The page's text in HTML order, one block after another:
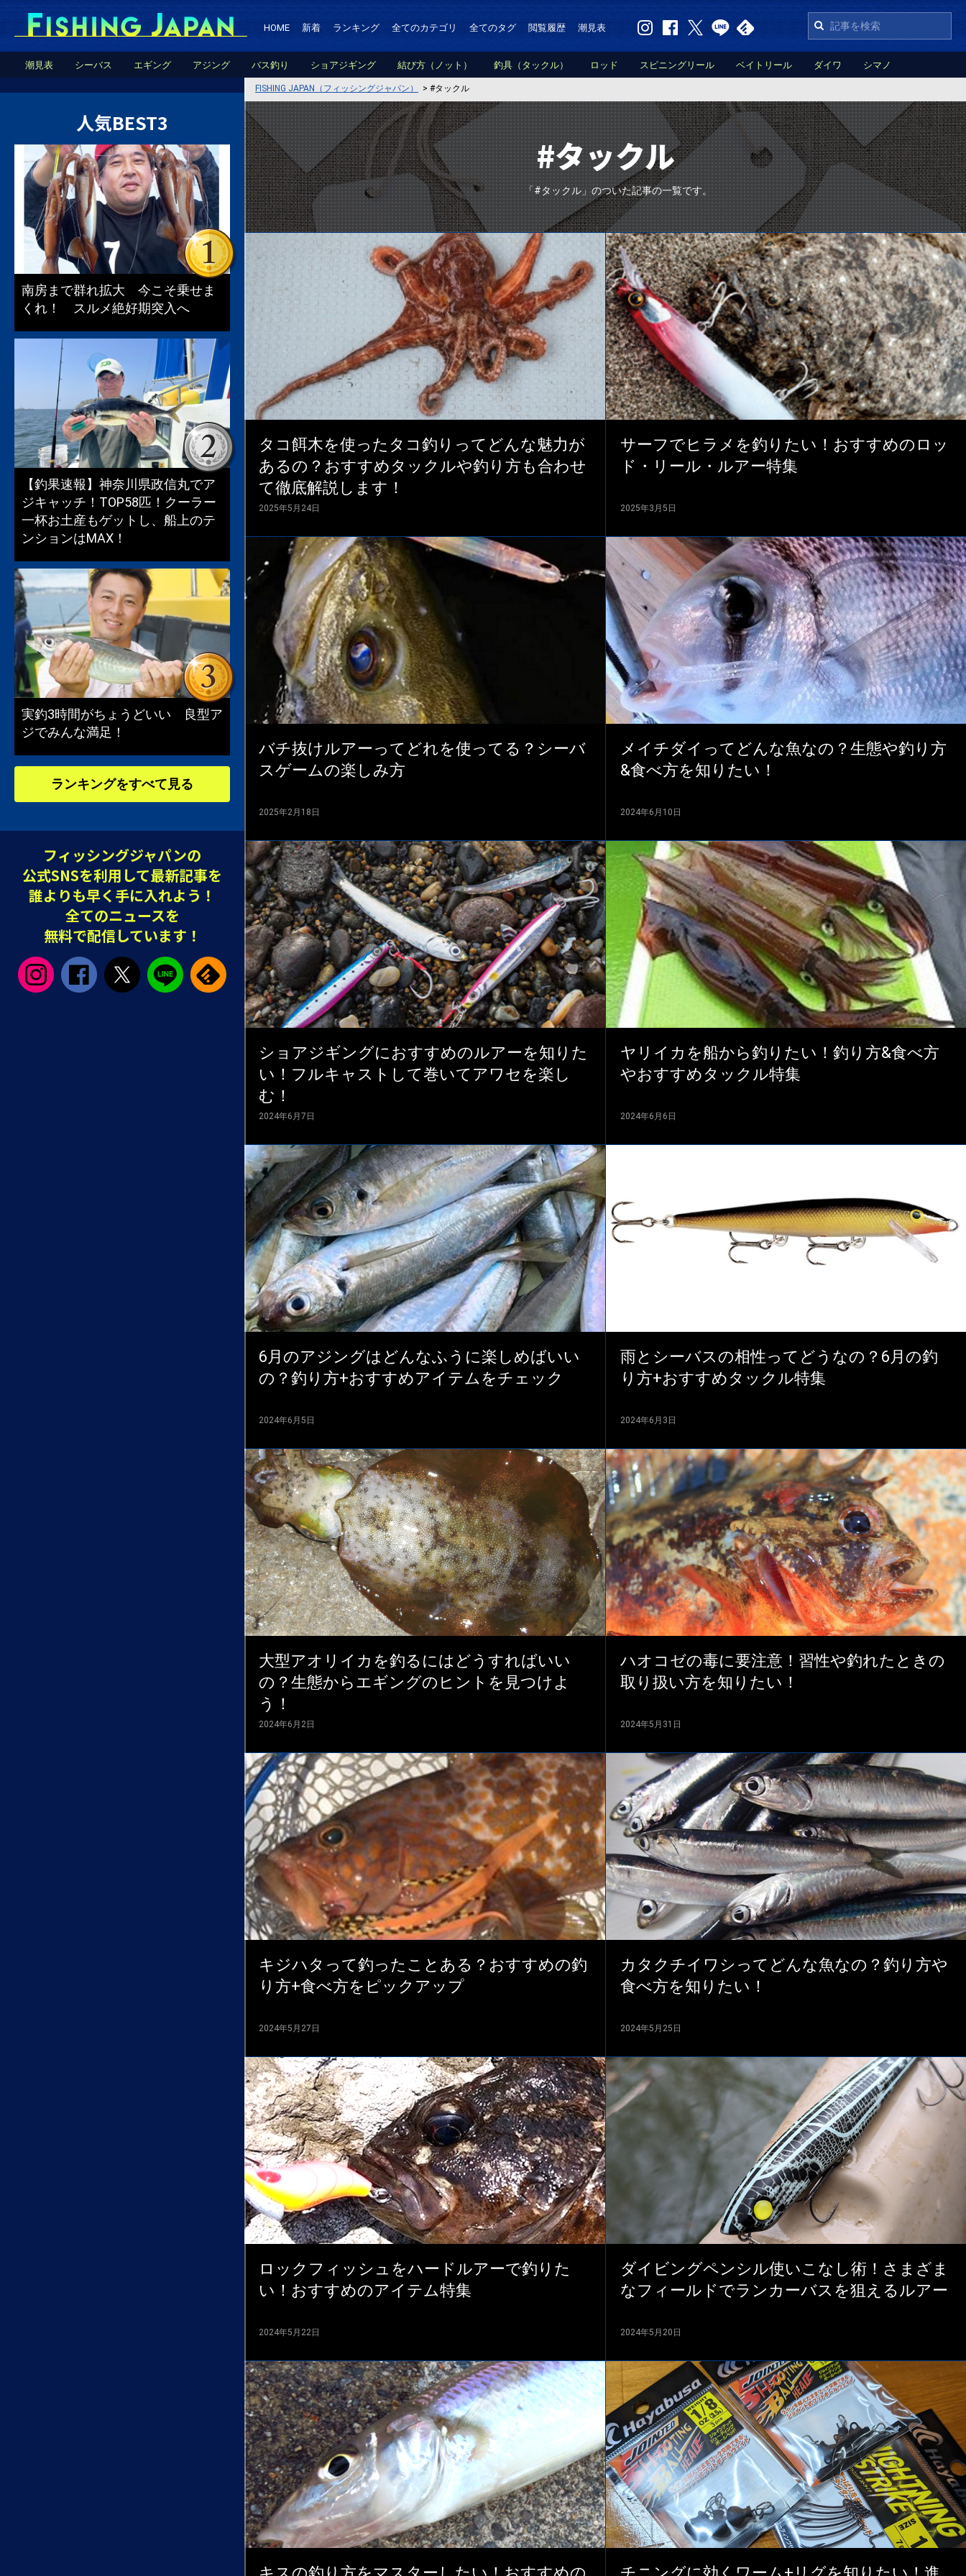
HOME 新着 ランキング 全てのカテゴリ 全てのタグ 閲覧履歴 潮見表
潮見表 シーバス エギング アジング バス釣り ショアジギング 結び方（ノット） 釣具（タックル） ロッド スピニングリール ベイトリール ダイワ シマノ
FISHING JAPAN（フィッシングジャパン） > #タックル
#タックル
「#タックル」のついた記事の一覧です。
タコ餌木を使ったタコ釣りってどんな魅力が
あるの？おすすめタックルや釣り方も合わせ
て徹底解説します！
2025年5月24日
サーフでヒラメを釣りたい！おすすめのロッ
ド・リール・ルアー特集
2025年3月5日
バチ抜けルアーってどれを使ってる？シーバ
スゲームの楽しみ方
2025年2月18日
メイチダイってどんな魚なの？生態や釣り方
&食べ方を知りたい！
2024年6月10日
ショアジギングにおすすめのルアーを知りた
い！フルキャストして巻いてアワセを楽し
む！
2024年6月7日
ヤリイカを船から釣りたい！釣り方&食べ方
やおすすめタックル特集
2024年6月6日
6月のアジングはどんなふうに楽しめばいい
の？釣り方+おすすめアイテムをチェック
2024年6月5日
雨とシーバスの相性ってどうなの？6月の釣
り方+おすすめタックル特集
2024年6月3日
大型アオリイカを釣るにはどうすればいい
の？生態からエギングのヒントを見つけよ
う！
2024年6月2日
ハオコゼの毒に要注意！習性や釣れたときの
取り扱い方を知りたい！
2024年5月31日
キジハタって釣ったことある？おすすめの釣
り方+食べ方をピックアップ
2024年5月27日
カタクチイワシってどんな魚なの？釣り方や
食べ方を知りたい！
2024年5月25日
ロックフィッシュをハードルアーで釣りた
い！おすすめのアイテム特集
2024年5月22日
ダイビングペンシル使いこなし術！さまざま
なフィールドでランカーバスを狙えるルアー
2024年5月20日
人気BEST3
南房まで群れ拡大 今こそ乗せま
くれ！ スルメ絶好期突入へ
【釣果速報】神奈川県政信丸でア
ジキャッチ！TOP58匹！クーラー
一杯お土産もゲットし、船上のテ
ンションはMAX！
実釣3時間がちょうどいい 良型ア
ジでみんな満足！
ランキングをすべて見る
フィッシングジャパンの
公式SNSを利用して最新記事を
誰よりも早く手に入れよう！
全てのニュースを
無料で配信しています！